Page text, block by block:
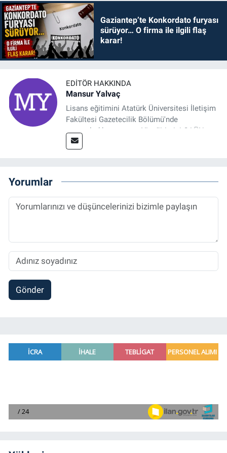
Gaziantep’te Konkordato furyası
sürüyor… O firma ile ilgili flaş
karar!
EDITÖR HAKKINDA
Mansur Yalvaç
Lisans eğitimini Atatürk Üniversitesi İletişim
Fakültesi Gazetecilik Bölümü'nde
tamamladıktan sonra, YL eğitimini GAÜN
Sosyal Bilimler Enstitüsü'nde İletişim ve T. D.
Spor, Sağlık ve Ekonomi Editörü olarak
sürdürmektedir.
Yorumlar
Gönder